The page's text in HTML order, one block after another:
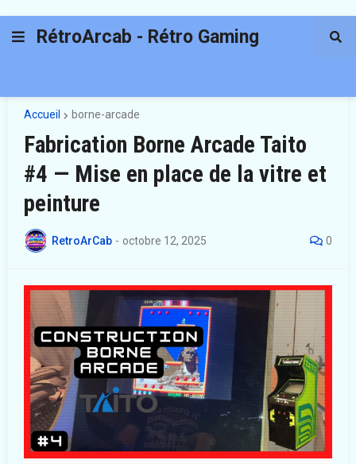
RétroArcab - Rétro Gaming
Accueil borne-arcade
Fabrication Borne Arcade Taito
#4 — Mise en place de la vitre et
peinture
RetroArCab - octobre 12, 2025 0